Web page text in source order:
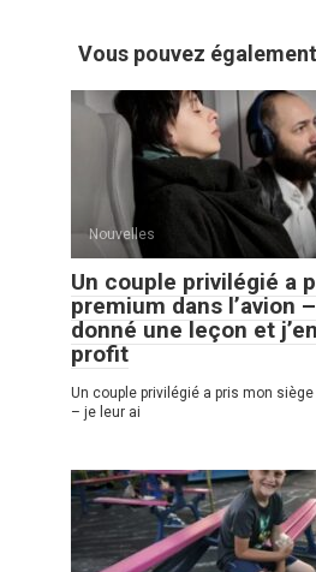
Vous pouvez
Nouvelles
Un couple privilégié a
premium dans l’avion
donné une leçon et
profit
Un couple privilégié a pris mon
– je leur ai